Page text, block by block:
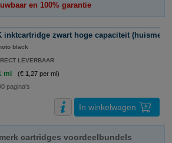
en 100% garantie
inktcartridge zwart hoge capaciteit (huismerk)
black
LEVERBAAR
ml
(€ 1,27 per ml)
pagina's
In winkelwagen
cartridges voordeelbundels